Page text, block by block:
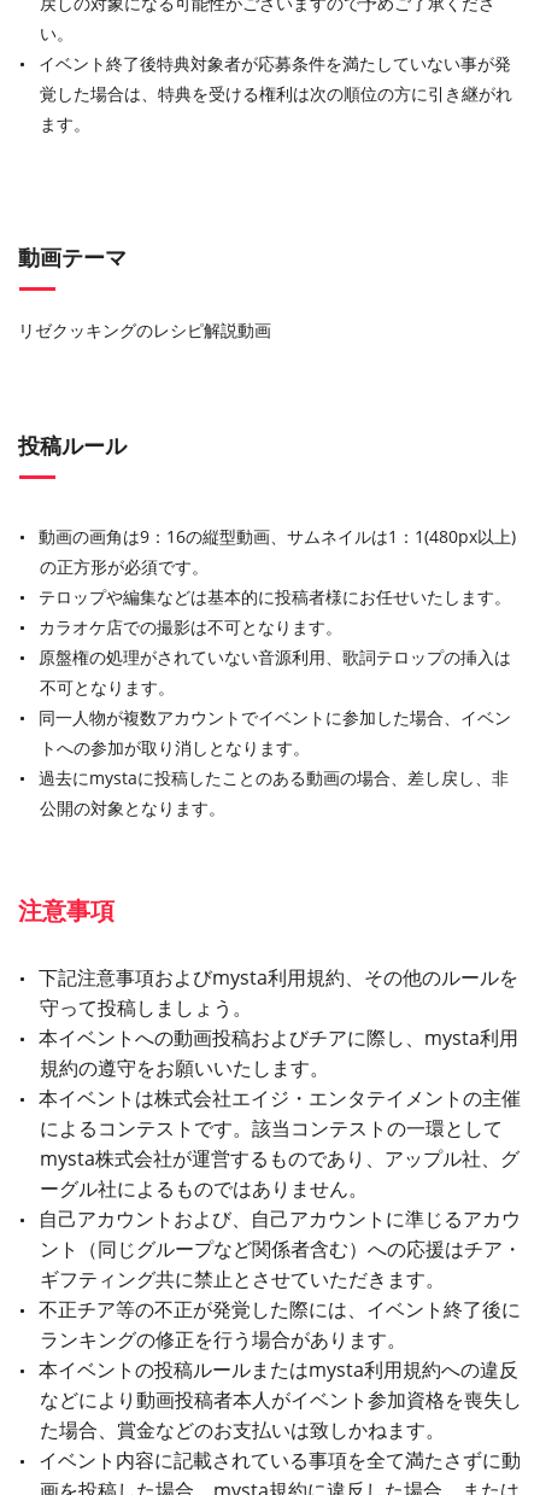
い。
イベント終了後特典対象者が応募条件を満たしていない事が発
覚した場合は、特典を受ける権利は次の順位の⽅に引き継がれ
ます。
動画テーマ
リゼクッキングのレシピ解説動画
投稿ルール
動画の画角は9：16の縦型動画、サムネイルは1：1(480px以上)
の正方形が必須です。
テロップや編集などは基本的に投稿者様にお任せいたします。
カラオケ店での撮影は不可となります。
原盤権の処理がされていない音源利用、歌詞テロップの挿入は
不可となります。
同一人物が複数アカウントでイベントに参加した場合、イベン
トへの参加が取り消しとなります。
過去にmystaに投稿したことのある動画の場合、差し戻し、非
公開の対象となります。
注意事項
下記注意事項およびmysta利用規約、その他のルールを
守って投稿しましょう。
本イベントへの動画投稿およびチアに際し、mysta利用
規約の遵守をお願いいたします。
本イベントは株式会社エイジ・エンタテイメントの主催
によるコンテストです。該当コンテストの一環として
mysta株式会社が運営するものであり、アップル社、グ
ーグル社によるものではありません。
自己アカウントおよび、自己アカウントに準じるアカウ
ント（同じグループなど関係者含む）への応援はチア・
ギフティング共に禁止とさせていただきます。
不正チア等の不正が発覚した際には、イベント終了後に
ランキングの修正を行う場合があります。
本イベントの投稿ルールまたはmysta利用規約への違反
などにより動画投稿者本人がイベント参加資格を喪失し
た場合、賞金などのお支払いは致しかねます。
イベント内容に記載されている事項を全て満たさずに動